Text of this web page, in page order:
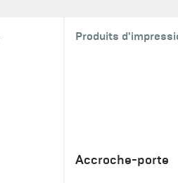
Produits
Accroche-porte